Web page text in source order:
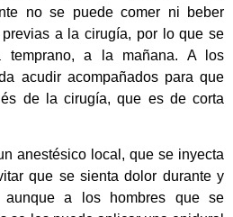
no se puede comer ni beber
a la cirugía, por lo que se
temprano, a la mañana. A los
acudir acompañados para que
de la cirugía, que es de corta
anestésico local, que se inyecta
que se sienta dolor durante y
a los hombres que se